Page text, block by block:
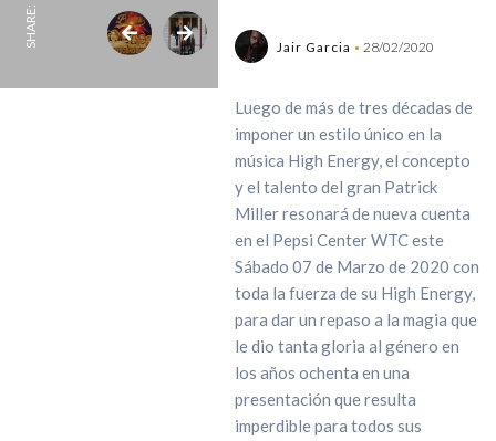
SHARE: Jair Garcia 28/02/2020
Luego de más de tres décadas de
imponer un estilo único en la
música High Energy, el concepto
y el talento del gran Patrick
Miller resonará de nueva cuenta
en el Pepsi Center WTC este
Sábado 07 de Marzo de 2020 con
toda la fuerza de su High Energy,
para dar un repaso a la magia que
le dio tanta gloria al género en
los años ochenta en una
presentación que resulta
imperdible para todos sus